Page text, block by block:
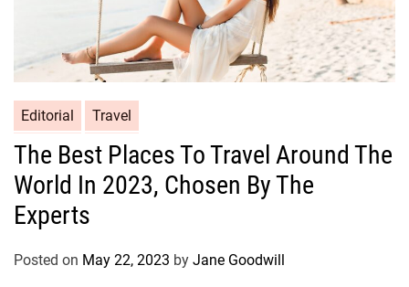
Editorial Travel
The Best Places To Travel Around The
World In 2023, Chosen By The
Experts
Posted on May 22, 2023 by Jane Goodwill